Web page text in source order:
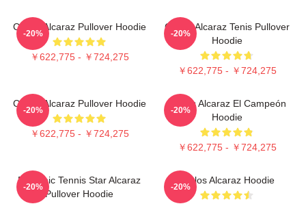
Carlos Alcaraz Pullover Hoodie
￥622,775 - ￥724,275
-20%
Carlos Alcaraz Tenis Pullover
Hoodie
￥622,775 - ￥724,275
-20%
Carlos Alcaraz Pullover Hoodie
￥622,775 - ￥724,275
-20%
Carlos Alcaraz El Campeón
Hoodie
￥622,775 - ￥724,275
-20%
Dynamic Tennis Star Alcaraz
Pullover Hoodie
-20%
Carlos Alcaraz Hoodie
-20%